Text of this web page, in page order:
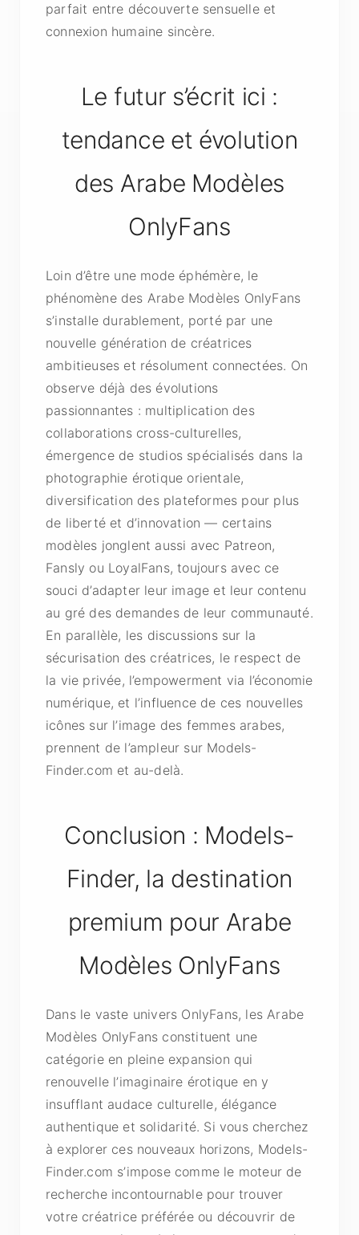
parfait entre découverte sensuelle et
connexion humaine sincère.
Le futur s’écrit ici :
tendance et évolution
des Arabe Modèles
OnlyFans
Loin d’être une mode éphémère, le
phénomène des Arabe Modèles OnlyFans
s’installe durablement, porté par une
nouvelle génération de créatrices
ambitieuses et résolument connectées. On
observe déjà des évolutions
passionnantes : multiplication des
collaborations cross-culturelles,
émergence de studios spécialisés dans la
photographie érotique orientale,
diversification des plateformes pour plus
de liberté et d’innovation — certains
modèles jonglent aussi avec Patreon,
Fansly ou LoyalFans, toujours avec ce
souci d’adapter leur image et leur contenu
au gré des demandes de leur communauté.
En parallèle, les discussions sur la
sécurisation des créatrices, le respect de
la vie privée, l’empowerment via l’économie
numérique, et l’influence de ces nouvelles
icônes sur l’image des femmes arabes,
prennent de l’ampleur sur Models-
Finder.com et au-delà.
Conclusion : Models-
Finder, la destination
premium pour Arabe
Modèles OnlyFans
Dans le vaste univers OnlyFans, les Arabe
Modèles OnlyFans constituent une
catégorie en pleine expansion qui
renouvelle l’imaginaire érotique en y
insufflant audace culturelle, élégance
authentique et solidarité. Si vous cherchez
à explorer ces nouveaux horizons, Models-
Finder.com s’impose comme le moteur de
recherche incontournable pour trouver
votre créatrice préférée ou découvrir de